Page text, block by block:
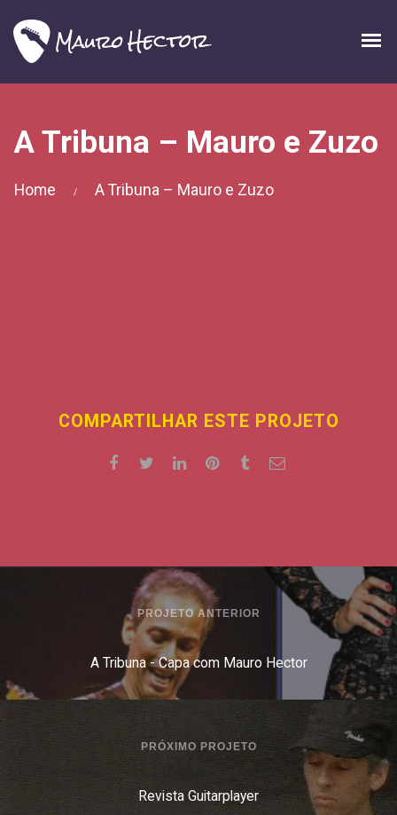
A Tribuna – Mauro e Zuzo
Home / A Tribuna – Mauro e Zuzo
COMPARTILHAR ESTE PROJETO
PROJETO ANTERIOR
A Tribuna - Capa com Mauro Hector
PRÓXIMO PROJETO
Revista Guitarplayer